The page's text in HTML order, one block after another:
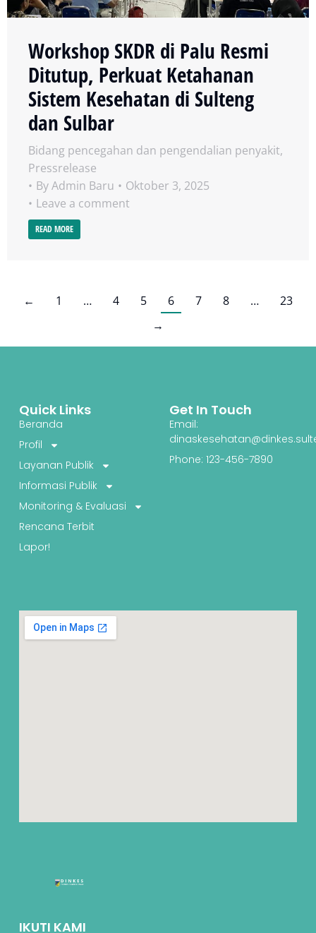
Workshop SKDR di Palu Resmi
Ditutup, Perkuat Ketahanan
Sistem Kesehatan di Sulteng
dan Sulbar
Bidang pencegahan dan pengendalian penyakit,
Pressrelease
ByAdmin Baru
Oktober 3, 2025
Leave a comment
READ MORE
← 1 … 4 5 6 7 8 …
23
→
IKUTI KAMI
Quick Links
Beranda
Profil
Layanan Publik
Informasi Publik
Monitoring & Evaluasi
Rencana Terbit
Lapor!
Get In Touch
Email:
Phone: 123-456-7890